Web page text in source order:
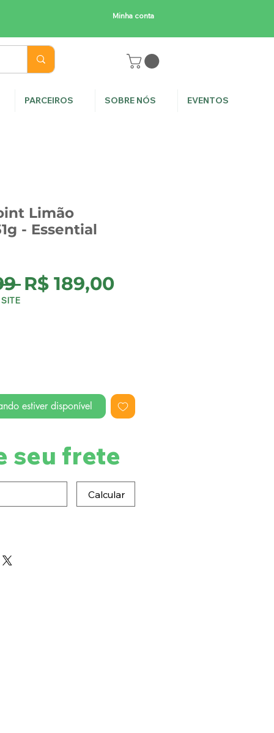
Minha conta
Limão
- Essential
Preço
R$ 189,00Preço
estiver disponível
seu frete
Calcular
PARCEIROS SOBRE NÓS EVENTOS